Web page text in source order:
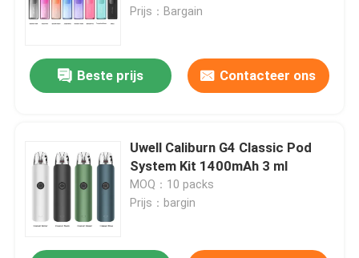
Prijs：Bargain
Beste prijs Contacteer ons
Uwell Caliburn G4 Classic Pod
System Kit 1400mAh 3 ml
MOQ：10 packs
Prijs：bargin